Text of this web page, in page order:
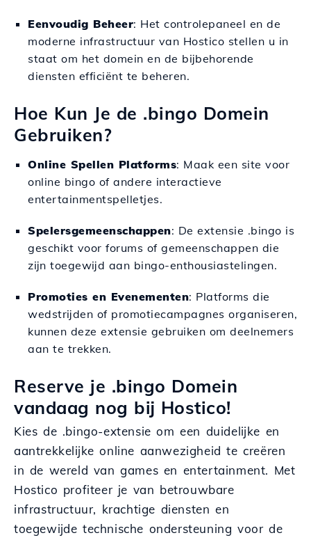
Eenvoudig Beheer: Het controlepaneel en de
moderne infrastructuur van Hostico stellen u in
staat om het domein en de bijbehorende
diensten efficiënt te beheren.
Hoe Kun Je de .bingo Domein
Gebruiken?
Online Spellen Platforms: Maak een site voor
online bingo of andere interactieve
entertainmentspelletjes.
Spelersgemeenschappen: De extensie .bingo is
geschikt voor forums of gemeenschappen die
zijn toegewijd aan bingo-enthousiastelingen.
Promoties en Evenementen: Platforms die
wedstrijden of promotiecampagnes organiseren,
kunnen deze extensie gebruiken om deelnemers
aan te trekken.
Reserve je .bingo Domein
vandaag nog bij Hostico!
Kies de .bingo-extensie om een duidelijke en
aantrekkelijke online aanwezigheid te creëren
in de wereld van games en entertainment. Met
Hostico profiteer je van betrouwbare
infrastructuur, krachtige diensten en
toegewijde technische ondersteuning voor de